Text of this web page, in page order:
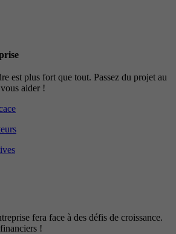
est plus fort que tout. Passez du projet au
aider !
fera face à des défis de croissance.
!